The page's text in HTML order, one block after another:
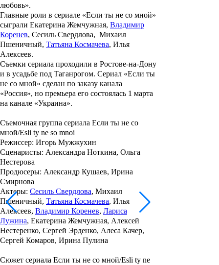
любовь».
Главные роли в сериале «Если ты не со мной»
сыграли Екатерина Жемчужная, Владимир
Коренев, Сесиль Свердлова, Михаил
Пшеничный, Татьяна Космачева, Илья
Алексеев.
Съемки сериала проходили в Ростове-на-Дону
и в усадьбе под Таганрогом. Сериал «Если ты
не со мной» сделан по заказу канала
«Россия», но премьера его состоялась 1 марта
на канале «Украина».
Съемочная группа сериала Если ты не со
мной/Esli ty ne so mnoi
Режиссер: Игорь Мужжухин
Сценаристы: Александра Ноткина, Ольга
Нестерова
Продюсеры: Александр Кушаев, Ирина
Смирнова
Актеры: Сесиль Свердлова, Михаил
Пшеничный, Татьяна Космачева, Илья
Алексеев, Владимир Коренев, Лариса
Лужина, Екатерина Жемчужная, Алексей
Нестеренко, Сергей Эрденко, Алеса Качер,
Сергей Комаров, Ирина Пулина
Сюжет сериала Если ты не со мной/Esli ty ne